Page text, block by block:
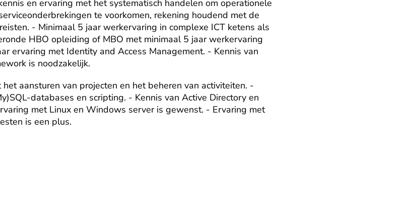
en ervaring met het systematisch handelen om operationele
te voorkomen, rekening houdend met de
- Minimaal 5 jaar werkervaring in complexe ICT ketens als
HBO opleiding of MBO met minimaal 5 jaar werkervaring
ervaring met Identity and Access Management. - Kennis van
is noodzakelijk.
aansturen van projecten en het beheren van activiteiten. -
databases en scripting. - Kennis van Active Directory en
met Linux en Windows server is gewenst. - Ervaring met
is een plus.